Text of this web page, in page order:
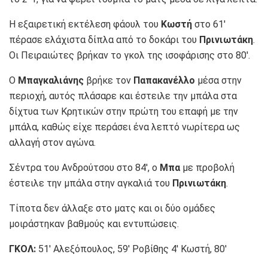
Η εξαιρετική εκτέλεση φάουλ του Κωστή στο 61′
πέρασε ελάχιστα δίπλα από το δοκάρι του Πρινιωτάκη.
Οι Πειραιώτες βρήκαν το γκολ της ισοφάρισης στο 80′.
Ο Μπαγκαλιάνης βρήκε τον Παπακανέλλο μέσα στην
περιοχή, αυτός πλάσαρε και έστειλε την μπάλα στα
δίχτυα των Κρητικών στην πρώτη του επαφή με την
μπάλα, καθώς είχε περάσει ένα λεπτό νωρίτερα ως
αλλαγή στον αγώνα.
Σέντρα του Ανδρούτσου στο 84′, ο Μπα με προβολή
έστειλε την μπάλα στην αγκαλιά του Πρινιωτάκη.
Τίποτα δεν άλλαξε στο ματς και οι δύο ομάδες
μοιράστηκαν βαθμούς και εντυπώσεις.
ΓΚΟΛ: 51′ Αλεξόπουλος, 59′ Ροβίθης 4′ Κωστή, 80′